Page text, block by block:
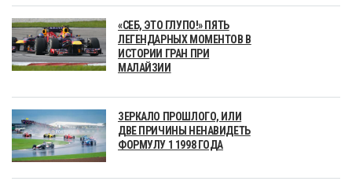
«СЕБ, ЭТО ГЛУПО!» ПЯТЬ
ЛЕГЕНДАРНЫХ МОМЕНТОВ В
ИСТОРИИ ГРАН ПРИ
МАЛАЙЗИИ
ЗЕРКАЛО ПРОШЛОГО, ИЛИ
ДВЕ ПРИЧИНЫ НЕНАВИДЕТЬ
ФОРМУЛУ 1 1998 ГОДА